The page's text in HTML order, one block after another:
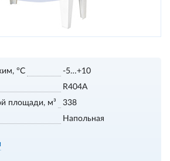
°С
-5…+10
R404А
площади, м³
338
Напольная